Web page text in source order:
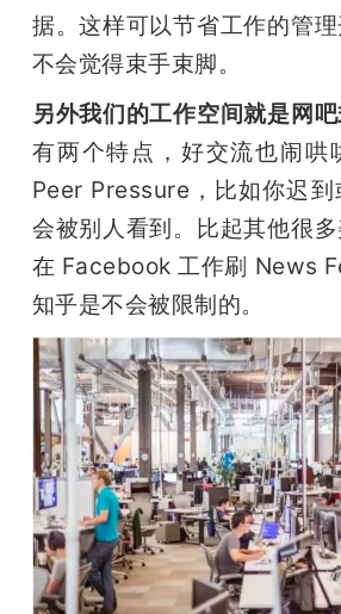
据。这样可以节省工作的管
不会觉得束手束脚。
另外我们的工作空间就是网吧
有两个特点，好交流也闹哄
Peer Pressure，比如你迟
会被别人看到。比起其他很多
在 Facebook 工作刷 News
知乎是不会被限制的。